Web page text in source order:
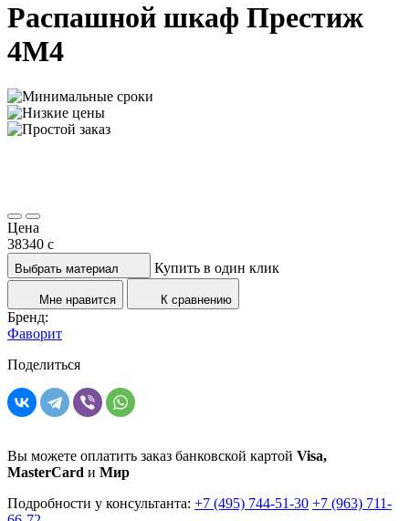
Распашной шкаф Престиж
4М4
Цена
38340 c
Выбрать материал Купить в один клик
Мне нравится К сравнению
Бренд:
Фаворит
Поделиться
Вы можете оплатить заказ банковской картой Visa,
MasterCard и Мир
Подробности у консультанта: +7 (495) 744-51-30 +7 (963) 711-